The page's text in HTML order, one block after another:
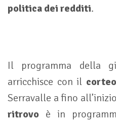
politica dei redditi.
Il programma della
arricchisce con il
Serravalle a fino
ritrovo è in